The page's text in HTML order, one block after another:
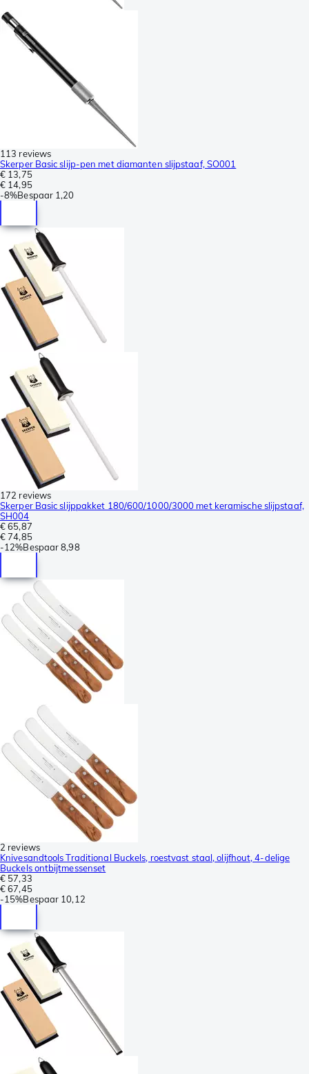
113 reviews
Skerper Basic slijp-pen met diamanten slijpstaaf, SO001
€ 13,75
€ 14,95
-8%Bespaar 1,20
172 reviews
Skerper Basic slijppakket 180/600/1000/3000 met keramische slijpstaaf,
SH004
€ 65,87
€ 74,85
-12%Bespaar 8,98
2 reviews
Knivesandtools Traditional Buckels, roestvast staal, olijfhout, 4-delige
Buckels ontbijtmessenset
€ 57,33
€ 67,45
-15%Bespaar 10,12